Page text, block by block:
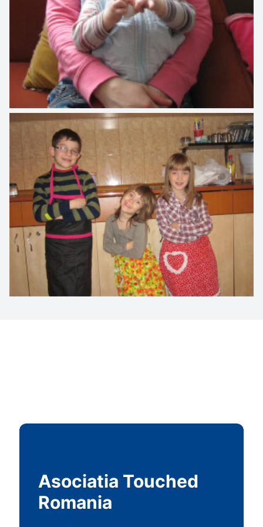
Asociatia Touched
Romania